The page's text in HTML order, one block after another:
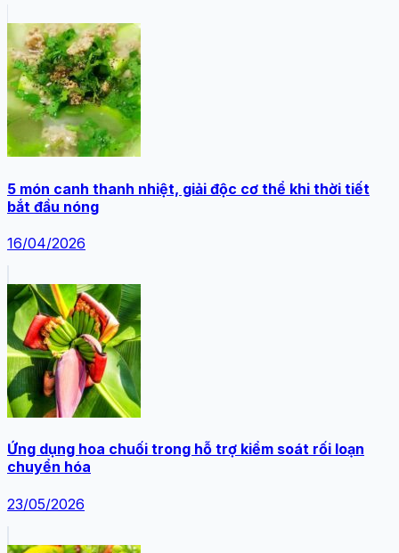
5 món canh thanh nhiệt, giải độc cơ thể khi thời tiết
bắt đầu nóng
16/04/2026
Ứng dụng hoa chuối trong hỗ trợ kiểm soát rối loạn
chuyển hóa
23/05/2026